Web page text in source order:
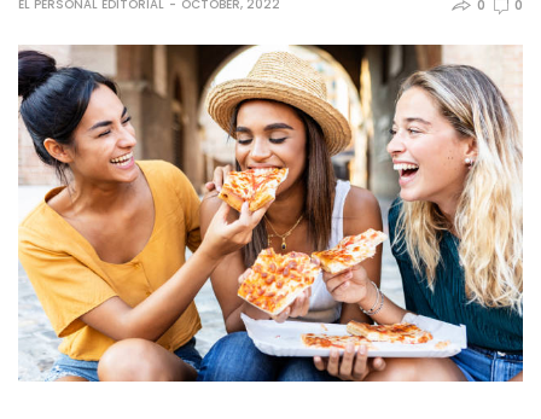
EL PERSONAL EDITORIAL OCTOBER, 2022 0 0